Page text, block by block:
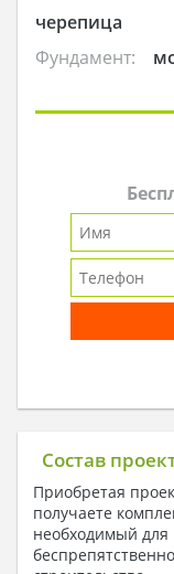
черепица
Фундамент:
Состав
Приобретая
получаете
необходимый для